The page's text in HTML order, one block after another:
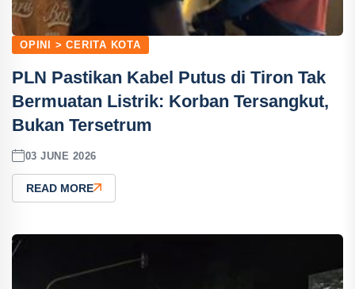
OPINI > CERITA KOTA
PLN Pastikan Kabel Putus di Tiron Tak
Bermuatan Listrik: Korban Tersangkut,
Bukan Tersetrum
03 JUNE 2026
READ MORE